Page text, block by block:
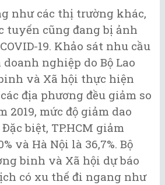
như các thị trường khác,
tuyến cũng đang bị ảnh
19. Khảo sát nhu cầu
nghiệp do Bộ Lao
và Xã hội thực hiện
địa phương đều giảm so
2019, mức độ giảm dao
biệt, TP.HCM giảm
và Hà Nội là 36,7%. Bộ
binh và Xã hội dự báo
có xu thế đi ngang như